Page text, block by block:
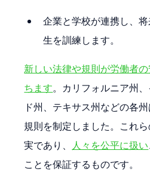
企業と学校が連携し、
生を訓練します。
新しい法律や規則が労働者
ちます。カリフォルニア州
ド州、テキサス州などの各
規則を制定しました。これ
実であり、 人々を公平に扱い
ことを保証するものです。